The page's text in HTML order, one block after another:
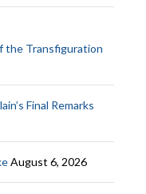
the Transfiguration
Final Remarks
August 6, 2026